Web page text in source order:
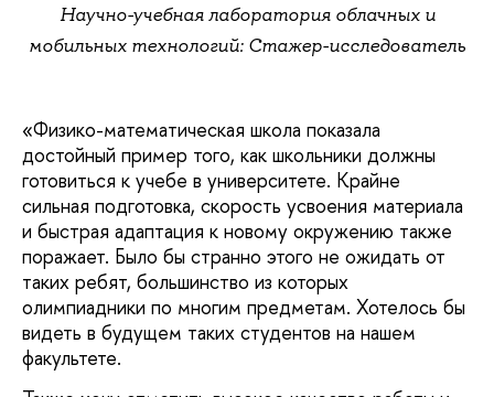
Научно-учебная лаборатория облачных и
мобильных технологий: Стажер-исследователь
«Физико-математическая школа показала
достойный пример того, как школьники должны
готовиться к учебе в университете. Крайне
сильная подготовка, скорость усвоения материала
и быстрая адаптация к новому окружению также
поражает. Было бы странно этого не ожидать от
таких ребят, большинство из которых
олимпиадники по многим предметам. Хотелось бы
видеть в будущем таких студентов на нашем
факультете.